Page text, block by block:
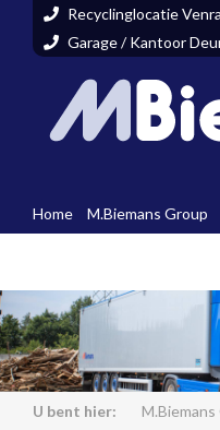
Recyclinglocatie
Garage / Kantoor
Home M.Biemans Group